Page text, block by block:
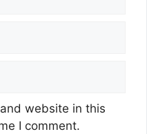
website in this
I comment.